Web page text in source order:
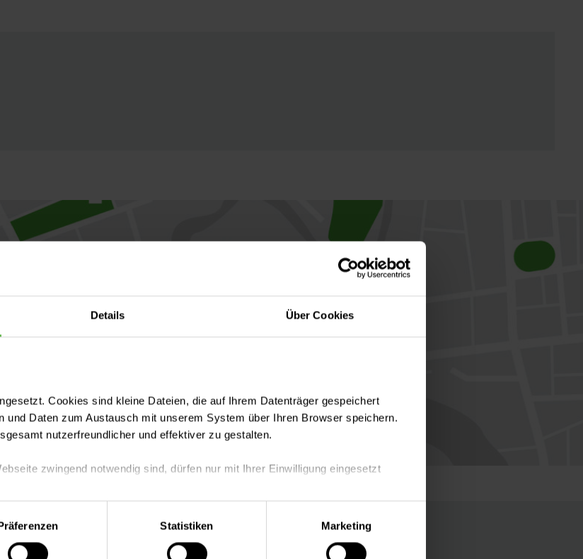
Details Über Cookies
Cookies sind kleine Dateien, die auf Ihrem Datenträger gespeichert
und Daten zum Austausch mit unserem System über Ihren Browser speichern.
nutzerfreundlicher und effektiver zu gestalten.
zwingend notwendig sind, dürfen nur mit Ihrer Einwilligung eingesetzt
notwendigen Cookies zu benutzen, eine individuelle Auswahl hinsichtlich der
durch Auswahl von „Alle Cookies akzeptieren“ in die Verwendung aller Cookies
können Sie jederzeit ändern oder widerrufen.
Statistiken Marketing